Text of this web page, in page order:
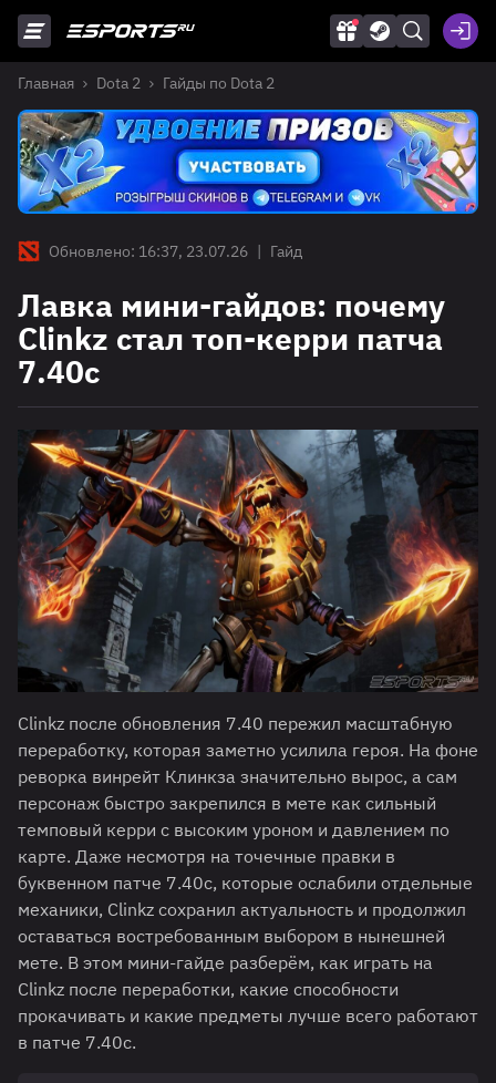
Главная Dota 2 Гайды по Dota 2
Обновлено: 16:37, 23.07.26 | Гайд
Лавка мини-гайдов: почему
Clinkz стал топ-керри патча
7.40c
Clinkz после обновления 7.40 пережил масштабную
переработку, которая заметно усилила героя. На фоне
реворка винрейт Клинкза значительно вырос, а сам
персонаж быстро закрепился в мете как сильный
темповый керри с высоким уроном и давлением по
карте. Даже несмотря на точечные правки в
буквенном патче 7.40c, которые ослабили отдельные
механики, Clinkz сохранил актуальность и продолжил
оставаться востребованным выбором в нынешней
мете. В этом мини-гайде разберём, как играть на
Clinkz после переработки, какие способности
прокачивать и какие предметы лучше всего работают
в патче 7.40c.